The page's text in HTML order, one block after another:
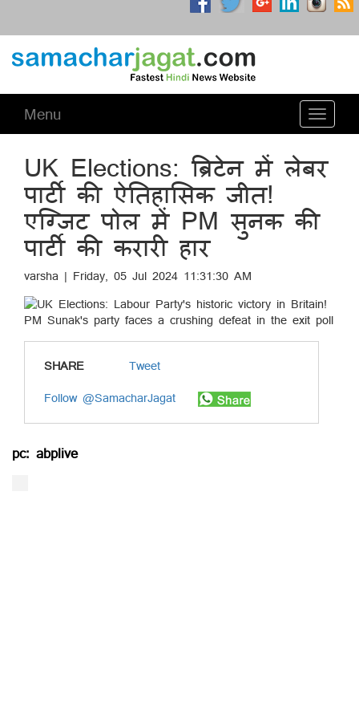
Toggle
Menu
UK Elections: ब्रिटेन में लेबर
पार्टी की ऐतिहासिक जीत!
एग्जिट पोल में PM सुनक की
पार्टी की करारी हार
varsha | Friday, 05 Jul 2024 11:31:30 AM
SHARE
Tweet
Follow @SamacharJagat
pc: abplive